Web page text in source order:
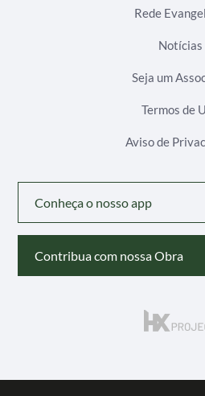
Rede
Notícias
Seja um
Termos de
Aviso de
Conheça o nosso app
Contribua com nossa Obra